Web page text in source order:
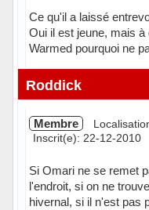
Ce qu'il a laissé
Oui il est jeune, mais
Warmed pourquoi ne
Hors ligne
Roddick
Membre
Inscrit(e): 22-12-2010
Si Omari ne se remet
l'endroit, si on ne
hivernal, si il n'est pas